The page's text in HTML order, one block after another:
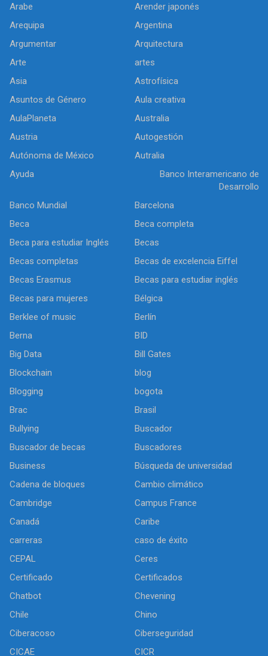
Arabe
Arender japonés
Arequipa
Argentina
Argumentar
Arquitectura
Arte
artes
Asia
Astrofísica
Asuntos de Género
Aula creativa
AulaPlaneta
Australia
Austria
Autogestión
Autónoma de México
Autralia
Ayuda
Banco Interamericano de
Desarrollo
Banco Mundial
Barcelona
Beca
Beca completa
Beca para estudiar Inglés
Becas
Becas completas
Becas de excelencia Eiffel
Becas Erasmus
Becas para estudiar inglés
Becas para mujeres
Bélgica
Berklee of music
Berlín
Berna
BID
Big Data
Bill Gates
Blockchain
blog
Blogging
bogota
Brac
Brasil
Bullying
Buscador
Buscador de becas
Buscadores
Business
Búsqueda de universidad
Cadena de bloques
Cambio climático
Cambridge
Campus France
Canadá
Caribe
carreras
caso de éxito
CEPAL
Ceres
Certificado
Certificados
Chatbot
Chevening
Chile
Chino
Ciberacoso
Ciberseguridad
CICAE
CICR